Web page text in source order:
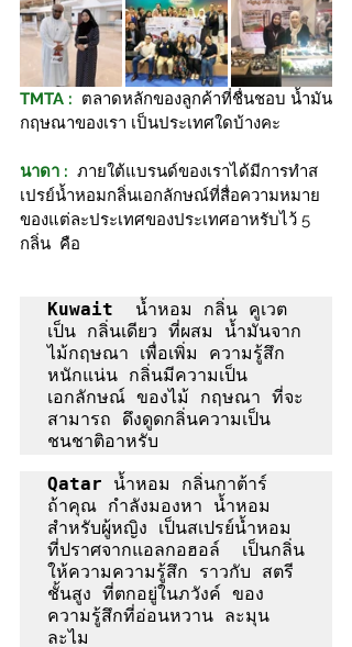
TMTA : ตลาดหลักของลูกค้าที่ชื่นชอบ น้ำมัน
กฤษณาของเรา เป็นประเทศใดบ้างคะ
นาดา : ภายใต้แบรนด์ของเราได้มีการทำส
เปรย์น้ำหอมกลิ่นเอกลักษณ์ที่สื่อความหมาย
ของแต่ละประเทศของประเทศอาหรับไว้ 5
กลิ่น  คือ
Kuwait
  น้ำหอม กลิ่น คูเวต
เป็น กลิ่นเดียว ที่ผสม น้ำมันจาก
ไม้กฤษณา เพื่อเพิ่ม ความรู้สึก
หนักแน่น กลิ่นมีความเป็น
เอกลักษณ์ ของไม้ กฤษณา ที่จะ
สามารถ ดึงดูดกลิ่นความเป็น
ชนชาติอาหรับ
Qatar น้ำหอม กลิ่นกาต้าร์
ถ้าคุณ กำลังมองหา น้ำหอม
สำหรับผู้หญิง เป็นสเปรย์น้ำหอม
ที่ปราศจากแอลกอฮอล์  เป็นกลิ่น
ให้ความความรู้สึก ราวกับ สตรี
ชั้นสูง ที่ตกอยู่ในภวังค์ ของ
ความรู้สึกที่อ่อนหวาน ละมุน
ละไม